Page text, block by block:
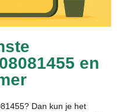
en
Dan kun je het